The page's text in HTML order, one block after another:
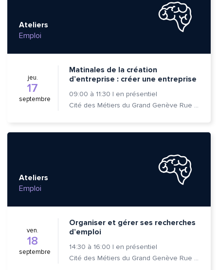
Ateliers
Emploi
jeu.
17
septembre
Matinales de la création
d’entreprise : créer une entreprise
09:00 à 11:30 | en présentiel
Cité des Métiers du Grand Genève Rue Prévost-Martin 6 1205 Genève
Ateliers
Emploi
ven.
18
septembre
Organiser et gérer ses recherches
d’emploi
14:30 à 16:00 | en présentiel
Cité des Métiers du Grand Genève Rue Prévost-Martin 6 1205 Genève